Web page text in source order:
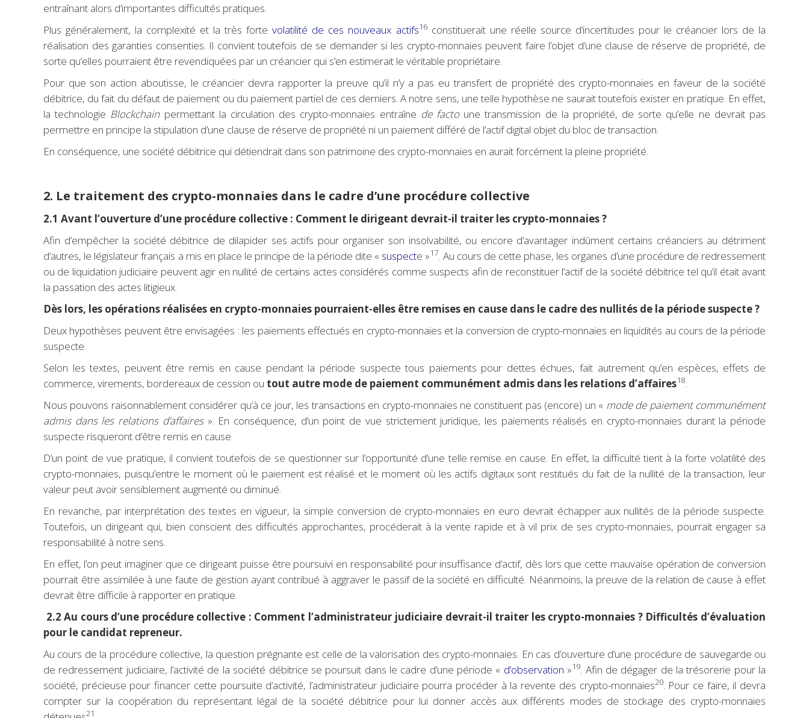
entraînant alors d’importantes difficultés pratiques.
Plus généralement, la complexité et la très fortevolatilité de ces nouveaux actifs16constituerait une réelle source d’incertitudes pour le créancier lors de la
réalisation des garanties consenties. Il convient toutefois de se demander si les crypto-monnaies peuvent faire l’objet d’une clause de réserve de propriété, de
sorte qu’elles pourraient être revendiquées par un créancier qui s’en estimerait le véritable propriétaire.
Pour que son action aboutisse, le créancier devra rapporter la preuve qu’il n’y a pas eu transfert de propriété des crypto-monnaies en faveur de la société
débitrice, du fait du défaut de paiement ou du paiement partiel de ces derniers. A notre sens, une telle hypothèse ne saurait toutefois exister en pratique. En effet,
la technologie Blockchainpermettant la circulation des crypto-monnaies entraîne de factoune transmission de la propriété, de sorte qu’elle ne devrait pas
permettre en principe la stipulation d’une clause de réserve de propriété ni un paiement différé de l’actif digital objet du bloc de transaction.
En conséquence, une société débitrice qui détiendrait dans son patrimoine des crypto-monnaies en aurait forcément la pleine propriété.
2. Le traitement des crypto-monnaies dans le cadre d’une procédure collective
2.1 Avant l’ouverture d’une procédure collective : Comment le dirigeant devrait-il traiter les crypto-monnaies ?
Afin d’empêcher la société débitrice de dilapider ses actifs pour organiser son insolvabilité, ou encore d’avantager indûment certains créanciers au détriment
d’autres, le législateur français a mis en place le principe de la période dite « suspecte »17 . Au cours de cette phase, les organes d’une procédure de redressement
ou de liquidation judiciaire peuvent agir en nullité de certains actes considérés comme suspects afin de reconstituer l’actif de la société débitrice tel qu’il était avant
la passation des actes litigieux.
Dès lors, les opérations réalisées en crypto-monnaies pourraient-elles être remises en cause dans le cadre des nullités de la période suspecte ?
Deux hypothèses peuvent être envisagées : les paiements effectués en crypto-monnaies et la conversion de crypto-monnaies en liquidités au cours de la période
suspecte.
Selon les textes, peuvent être remis en cause pendant la période suspecte tous paiements pour dettes échues, fait autrement qu’en espèces, effets de
commerce, virements, bordereaux de cession ou tout autre mode de paiement communément admis dans les relations d’affaires18
Nous pouvons raisonnablement considérer qu’à ce jour, les transactions en crypto-monnaies ne constituent pas (encore) un « mode de paiement communément
admis dans les relations d’affaires». En conséquence, d’un point de vue strictement juridique, les paiements réalisés en crypto-monnaies durant la période
suspecte risqueront d’être remis en cause.
D’un point de vue pratique, il convient toutefois de se questionner sur l’opportunité d’une telle remise en cause. En effet, la difficulté tient à la forte volatilité des
crypto-monnaies, puisqu’entre le moment où le paiement est réalisé et le moment où les actifs digitaux sont restitués du fait de la nullité de la transaction, leur
valeur peut avoir sensiblement augmenté ou diminué.
En revanche, par interprétation des textes en vigueur, la simple conversion de crypto-monnaies en euro devrait échapper aux nullités de la période suspecte.
Toutefois, un dirigeant qui, bien conscient des difficultés approchantes, procéderait à la vente rapide et à vil prix de ses crypto-monnaies, pourrait engager sa
responsabilité à notre sens.
En effet, l’on peut imaginer que ce dirigeant puisse être poursuivi en responsabilité pour insuffisance d’actif, dès lors que cette mauvaise opération de conversion
pourrait être assimilée à une faute de gestion ayant contribué à aggraver le passif de la société en difficulté. Néanmoins, la preuve de la relation de cause à effet
devrait être difficile à rapporter en pratique.
2.2 Au cours d’une procédure collective : Comment l’administrateur judiciaire devrait-il traiter les crypto-monnaies ? Difficultés d’évaluation
pour le candidat repreneur.
Au cours de la procédure collective, la question prégnante est celle de la valorisation des crypto-monnaies. En cas d’ouverture d’une procédure de sauvegarde ou
de redressement judiciaire, l’activité de la société débitrice se poursuit dans le cadre d’une période « d’observation »19 . Afin de dégager de la trésorerie pour la
société, précieuse pour financer cette poursuite d’activité, l’administrateur judiciaire pourra procéder à la revente des crypto-monnaies20. Pour ce faire, il devra
compter sur la coopération du représentant légal de la société débitrice pour lui donner accès aux différents modes de stockage des crypto-monnaies
21